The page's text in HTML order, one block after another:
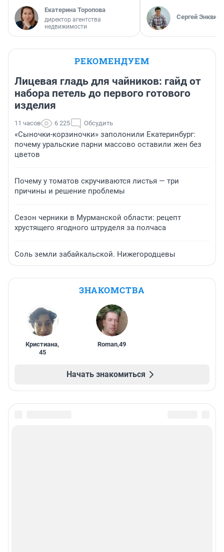
Екатерина Торопова
директор агентства
недвижимости
Сергей Энквист
РЕКОМЕНДУЕМ
Лицевая гладь для чайников: гайд от
набора петель до первого готового
изделия
11 часов 6 225 Обсудить
«Сыночки-корзиночки» заполонили Екатеринбург:
почему уральские парни массово оставили жен без
цветов
Почему у томатов скручиваются листья — три
причины и решение проблемы
Сезон черники в Мурманской области: рецепт
хрустящего ягодного штруделя за полчаса
Соль земли забайкальской. Нижегородцевы
ЗНАКОМСТВА
Кристиана,
45
Roman,49
Начать знакомиться